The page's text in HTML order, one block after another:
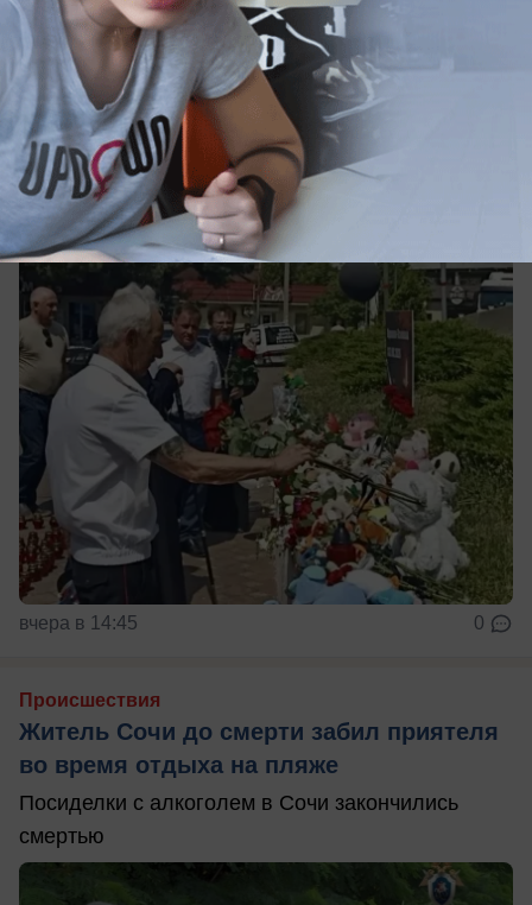
Общество
Память жертв атаки БПЛА почтили у
стихийного мемориала в Архипо-
Осиповке
В Архипо-Осиповке почтили память погибших
при атаке БПЛА
вчера в 14:45 0
Происшествия
Житель Сочи до смерти забил приятеля
во время отдыха на пляже
Посиделки с алкоголем в Сочи закончились
смертью